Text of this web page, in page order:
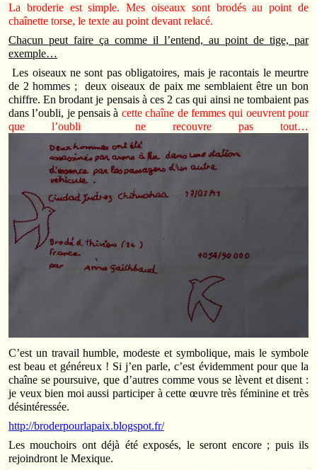
La broderie est simple. Mes oiseaux sont brodés au point de
chaînette torse, le texte au point devant relacé.
Chacun peut faire ça comme il l’entend, au point de tige, par
exemple…
Les oiseaux ne sont pas obligatoires, mais je racontais le meurtre
de 2 hommes ; deux oiseaux de paix me semblaient être un bon
chiffre. En brodant je pensais à ces 2 cas qui ainsi ne tombaient pas
dans l’oubli, je pensais à cette chaîne de femmes qui oeuvrent pour
que l’oubli ne recouvre pas tout…
C’est un travail humble, modeste et symbolique, mais le symbole
est beau et généreux ! Si j’en parle, c’est évidemment pour que la
chaîne se poursuive, que d’autres comme vous se lèvent et disent :
je veux bien moi aussi participer à cette œuvre très féminine et très
désintéressée.
http://broderpourlapaix.blogspot.fr/
Les mouchoirs ont déjà été exposés, le seront encore ; puis ils
rejoindront le Mexique.